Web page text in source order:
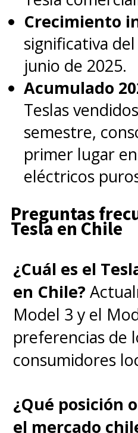
Crecimiento
significativa
junio de 2025.
Acumulado
Teslas
semestre,
primer lugar
eléctricos
Preguntas
Tesla en Chile
¿Cuál es el
en Chile?
Model 3 y el
preferencias de
consumidores
¿Qué posición
el mercado